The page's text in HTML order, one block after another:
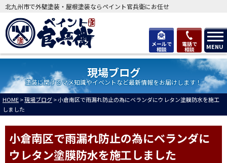
メールで
相談
電話で
相談 MENU
北九州市で外壁塗装・屋根塗装ならペイント官兵衛にお任せ
現場ブログ
塗装に関するマメ知識やイベントなど最新情報をお届けします！
HOME>現場ブログ>小倉南区で雨漏れ防止の為にベランダにウレタン塗膜防水を施工
しました
小倉南区で雨漏れ防止の為にベランダに
ウレタン塗膜防水を施工しました